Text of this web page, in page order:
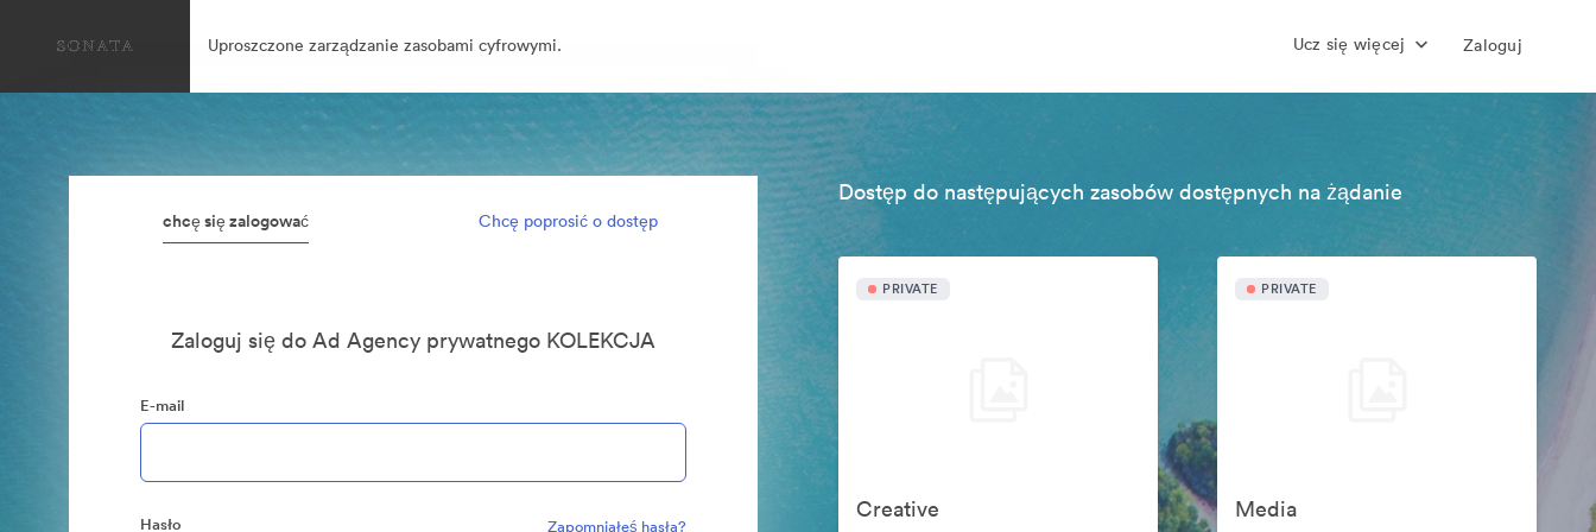
Uproszczone zarządzanie zasobami cyfrowymi. Ucz się więcej Zaloguj
chcę się zalogować Chcę poprosić o dostęp
Zaloguj się do Ad Agency prywatnego KOLEKCJA
E-mail
Hasło Zapomniałeś hasła?
Dostęp do następujących zasobów dostępnych na żądanie
PRIVATE
Creative
PRIVATE
Media